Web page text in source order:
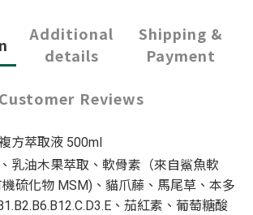
Additional
details
Shipping &
Payment
Customer Reviews
方萃取液 500ml
乳油木果萃取、軟骨素（來自鯊魚軟
硫化物 MSM)、貓爪藤、馬尾草、本多
、茄紅素、葡萄糖酸